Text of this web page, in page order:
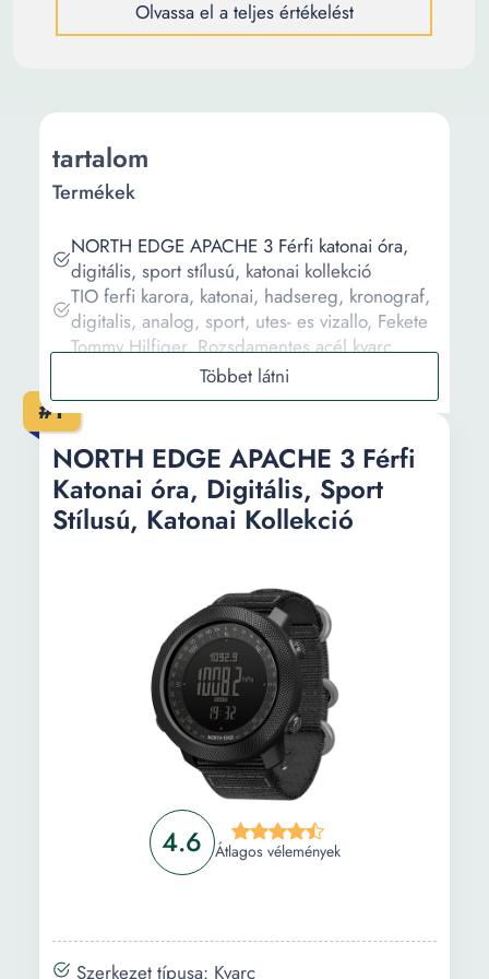
Olvassa el a teljes értékelést
#1
4.6 Átlagos vélemények
NORTH EDGE APACHE 3 Férfi
Katonai óra, Digitális, Sport
Stílusú, Katonai Kollekció
Szerkezet típusa: Kvarc
tartalom
Termékek
NORTH EDGE APACHE 3 Férfi katonai óra,
digitális, sport stílusú, katonai kollekció
TIO ferfi karora, katonai, hadsereg, kronograf,
digitalis, analog, sport, utes- es vizallo, Fekete
Tommy Hilfiger, Rozsdamentes acél kvarc
karóra, Ezüstszín
Retoo Férfi karóra, elegáns, kvarc, fekete acél
karkötő, fekete acél tok
Sergio Tacchini Coastlife ST.1.10214
Információ